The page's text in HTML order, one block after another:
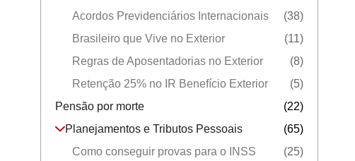
Acordos Previdenciários Internacionais
(38)
Brasileiro que Vive no Exterior
(11)
Regras de Aposentadorias no Exterior
(8)
Retenção 25% no IR Benefício Exterior
(5)
Pensão por morte
(22)
Planejamentos e Tributos Pessoais
(65)
Como conseguir provas para o INSS
(25)